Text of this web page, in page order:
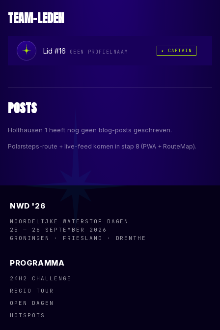
TEAM-LEDEN
Lid #16 GEEN PROFIELNAAM ★ CAPTAIN
POSTS
Holthausen 1 heeft nog geen blog-posts geschreven.
Polarsteps-route + live-feed komen in stap 8 (PWA + RouteMap).
NWD '26
NOORDELIJKE WATERSTOF DAGEN
25 — 26 SEPTEMBER 2026
GRONINGEN · FRIESLAND · DRENTHE
PROGRAMMA
24H2 CHALLENGE
REGIO TOUR
OPEN DAGEN
HOTSPOTS